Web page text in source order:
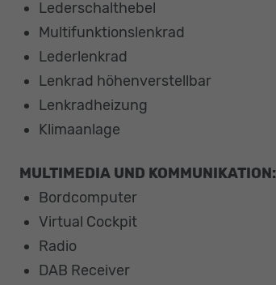
Lederschalthebel
Multifunktionslenkrad
Lederlenkrad
Lenkrad höhenverstellbar
Lenkradheizung
Klimaanlage
MULTIMEDIA UND KOMMUNIKATION:
Bordcomputer
Virtual Cockpit
Radio
DAB Receiver